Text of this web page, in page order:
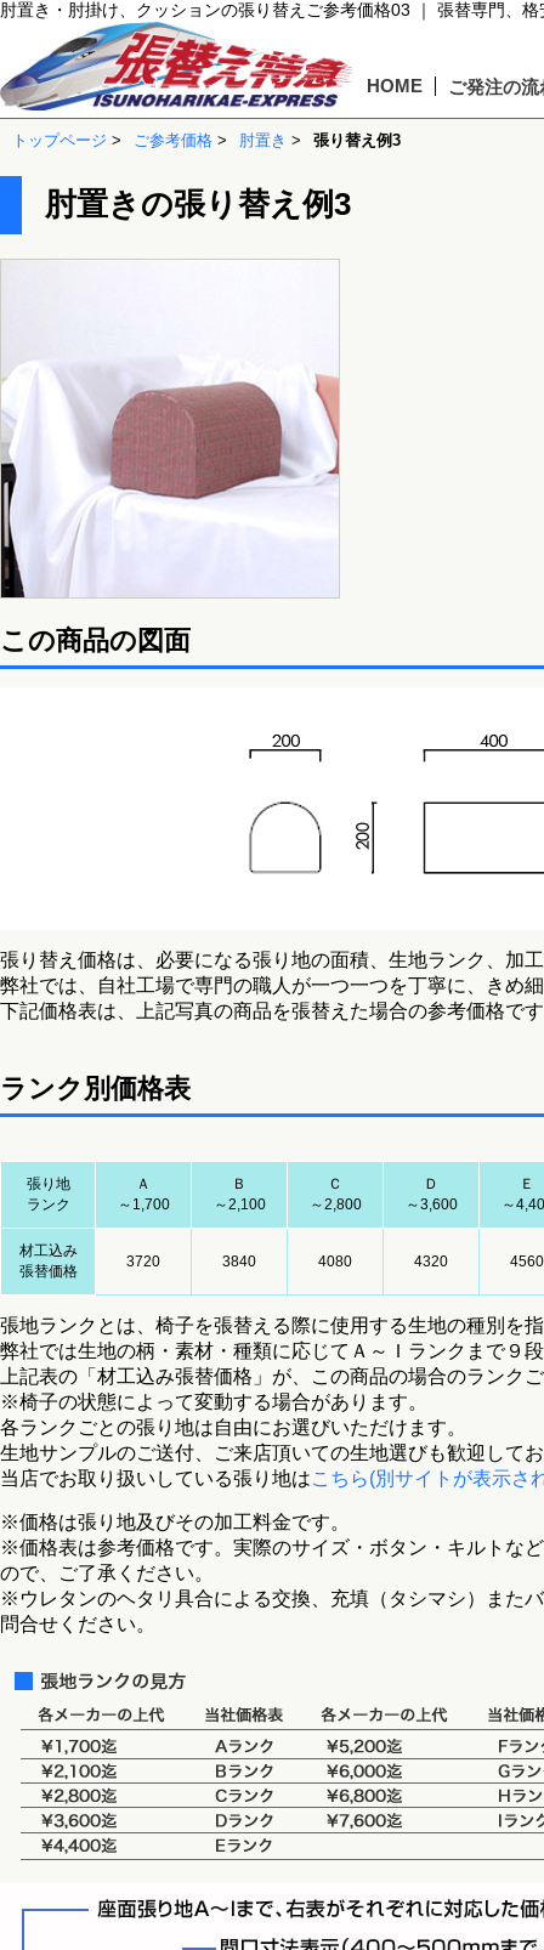
肘置き・肘掛け、クッションの張り替えご参考価格03 ｜ 張替専門、
HOME ご発注の流
トップページ > ご参考価格 > 肘置き > 張り替え例3
肘置きの張り替え例3
この商品の図面
張り替え価格は、必要になる張り地の面積、生地ランク、加
弊社では、自社工場で専門の職人が一つ一つを丁寧に、きめ
下記価格表は、上記写真の商品を張替えた場合の参考価格で
ランク別価格表
張り地
ランク
Ａ
～1,700
Ｂ
～2,100
Ｃ
～2,800
Ｄ
～3,600
Ｅ
～
材工込み
張替価格
3720 3840 4080 4320 4560
張地ランクとは、椅子を張替える際に使用する生地の種別を
弊社では生地の柄・素材・種類に応じてＡ～Ｉランクまで９
上記表の「材工込み張替価格」が、この商品の場合のランク
※椅子の状態によって変動する場合があります。
各ランクごとの張り地は自由にお選びいただけます。
生地サンプルのご送付、ご来店頂いての生地選びも歓迎して
当店でお取り扱いしている張り地はこちら(別サイトが表示さ
※価格は張り地及びその加工料金です。
※価格表は参考価格です。実際のサイズ・ボタン・キルトな
ので、ご了承ください。
※ウレタンのヘタリ具合による交換、充填（タシマシ）また
問合せください。